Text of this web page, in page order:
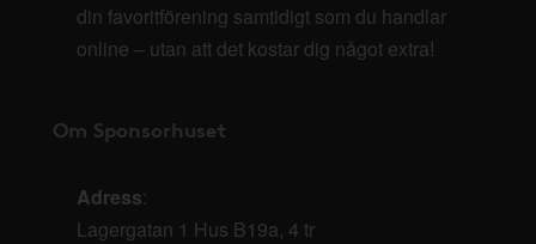
din favoritförening samtidigt som du handlar
online – utan att det kostar dig något extra!
Om Sponsorhuset
Adress:
Lagergatan 1 Hus B19a, 4 tr